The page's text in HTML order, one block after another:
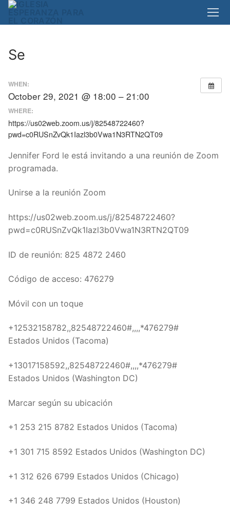
Skip
Se
WHEN:
October 29, 2021 @ 18:00 – 21:00
WHERE:
https://us02web.zoom.us/j/82548722460?
pwd=c0RUSnZvQk1Iazl3b0Vwa1N3RTN2QT09
Jennifer Ford le está invitando a una reunión de Zoom
programada.
Unirse a la reunión Zoom
https://us02web.zoom.us/j/82548722460?
pwd=c0RUSnZvQk1Iazl3b0Vwa1N3RTN2QT09
ID de reunión: 825 4872 2460
Código de acceso: 476279
Móvil con un toque
+12532158782,,82548722460#,,,,*476279#
Estados Unidos (Tacoma)
+13017158592,,82548722460#,,,,*476279#
Estados Unidos (Washington DC)
Marcar según su ubicación
+1 253 215 8782 Estados Unidos (Tacoma)
+1 301 715 8592 Estados Unidos (Washington DC)
+1 312 626 6799 Estados Unidos (Chicago)
+1 346 248 7799 Estados Unidos (Houston)